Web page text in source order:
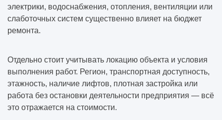
электрики, водоснабжения, отопления, вентиляции или
слаботочных систем существенно влияет на бюджет
ремонта.
Отдельно стоит учитывать локацию объекта и условия
выполнения работ. Регион, транспортная доступность,
этажность, наличие лифтов, плотная застройка или
работа без остановки деятельности предприятия — всё
это отражается на стоимости.